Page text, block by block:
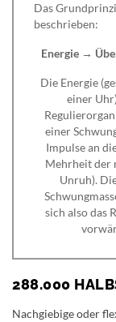
Das
beschrieben:
Energie →
Die Energie
einer
einer
Impulse an
Mehrheit der
Unruh).
sich also das
288.000
Nachgiebige oder